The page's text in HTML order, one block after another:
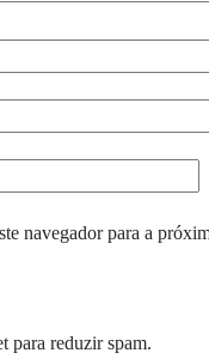
navegador para a
para reduzir spam.